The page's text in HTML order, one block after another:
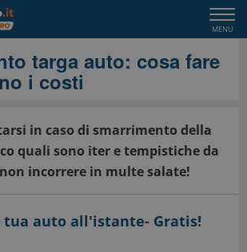
MENU
targa auto: cosa fare
i costi
in caso di smarrimento della
quali sono iter e tempistiche da
incorrere in multe salate!
tua auto all'istante- Gratis!